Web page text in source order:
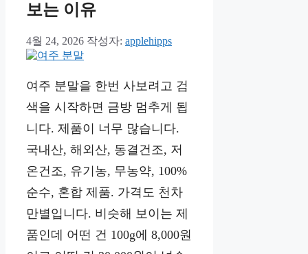
보는 이유
4월 24, 2026 작성자: applehipps
여주 분말을 한번 사보려고 검
색을 시작하면 금방 멈추게 됩
니다. 제품이 너무 많습니다.
국내산, 해외산, 동결건조, 저
온건조, 유기농, 무농약, 100%
순수, 혼합 제품. 가격도 천차
만별입니다. 비슷해 보이는 제
품인데 어떤 건 100g에 8,000원